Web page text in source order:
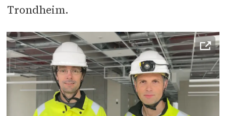
Trondheim.